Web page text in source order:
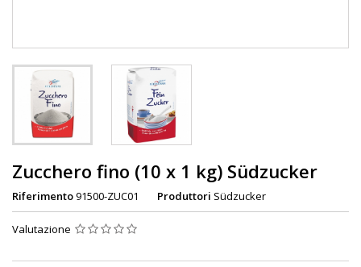
Zucchero fino (10 x 1 kg) Südzucker
Riferimento91500-ZUC01 Produttori Südzucker
Valutazione